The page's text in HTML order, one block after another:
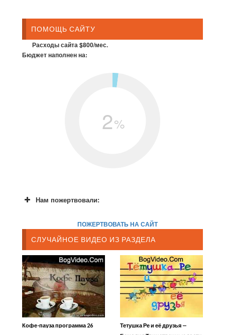
ПОМОЩЬ САЙТУ
Расходы сайта $800/мес.
Бюджет наполнен на:
2%
Нам пожертвовали:
ПОЖЕРТВОВАТЬ НА САЙТ
СЛУЧАЙНОЕ ВИДЕО ИЗ РАЗДЕЛА
Кофе-пауза программа 26
Тетушка Ре и её друзья —